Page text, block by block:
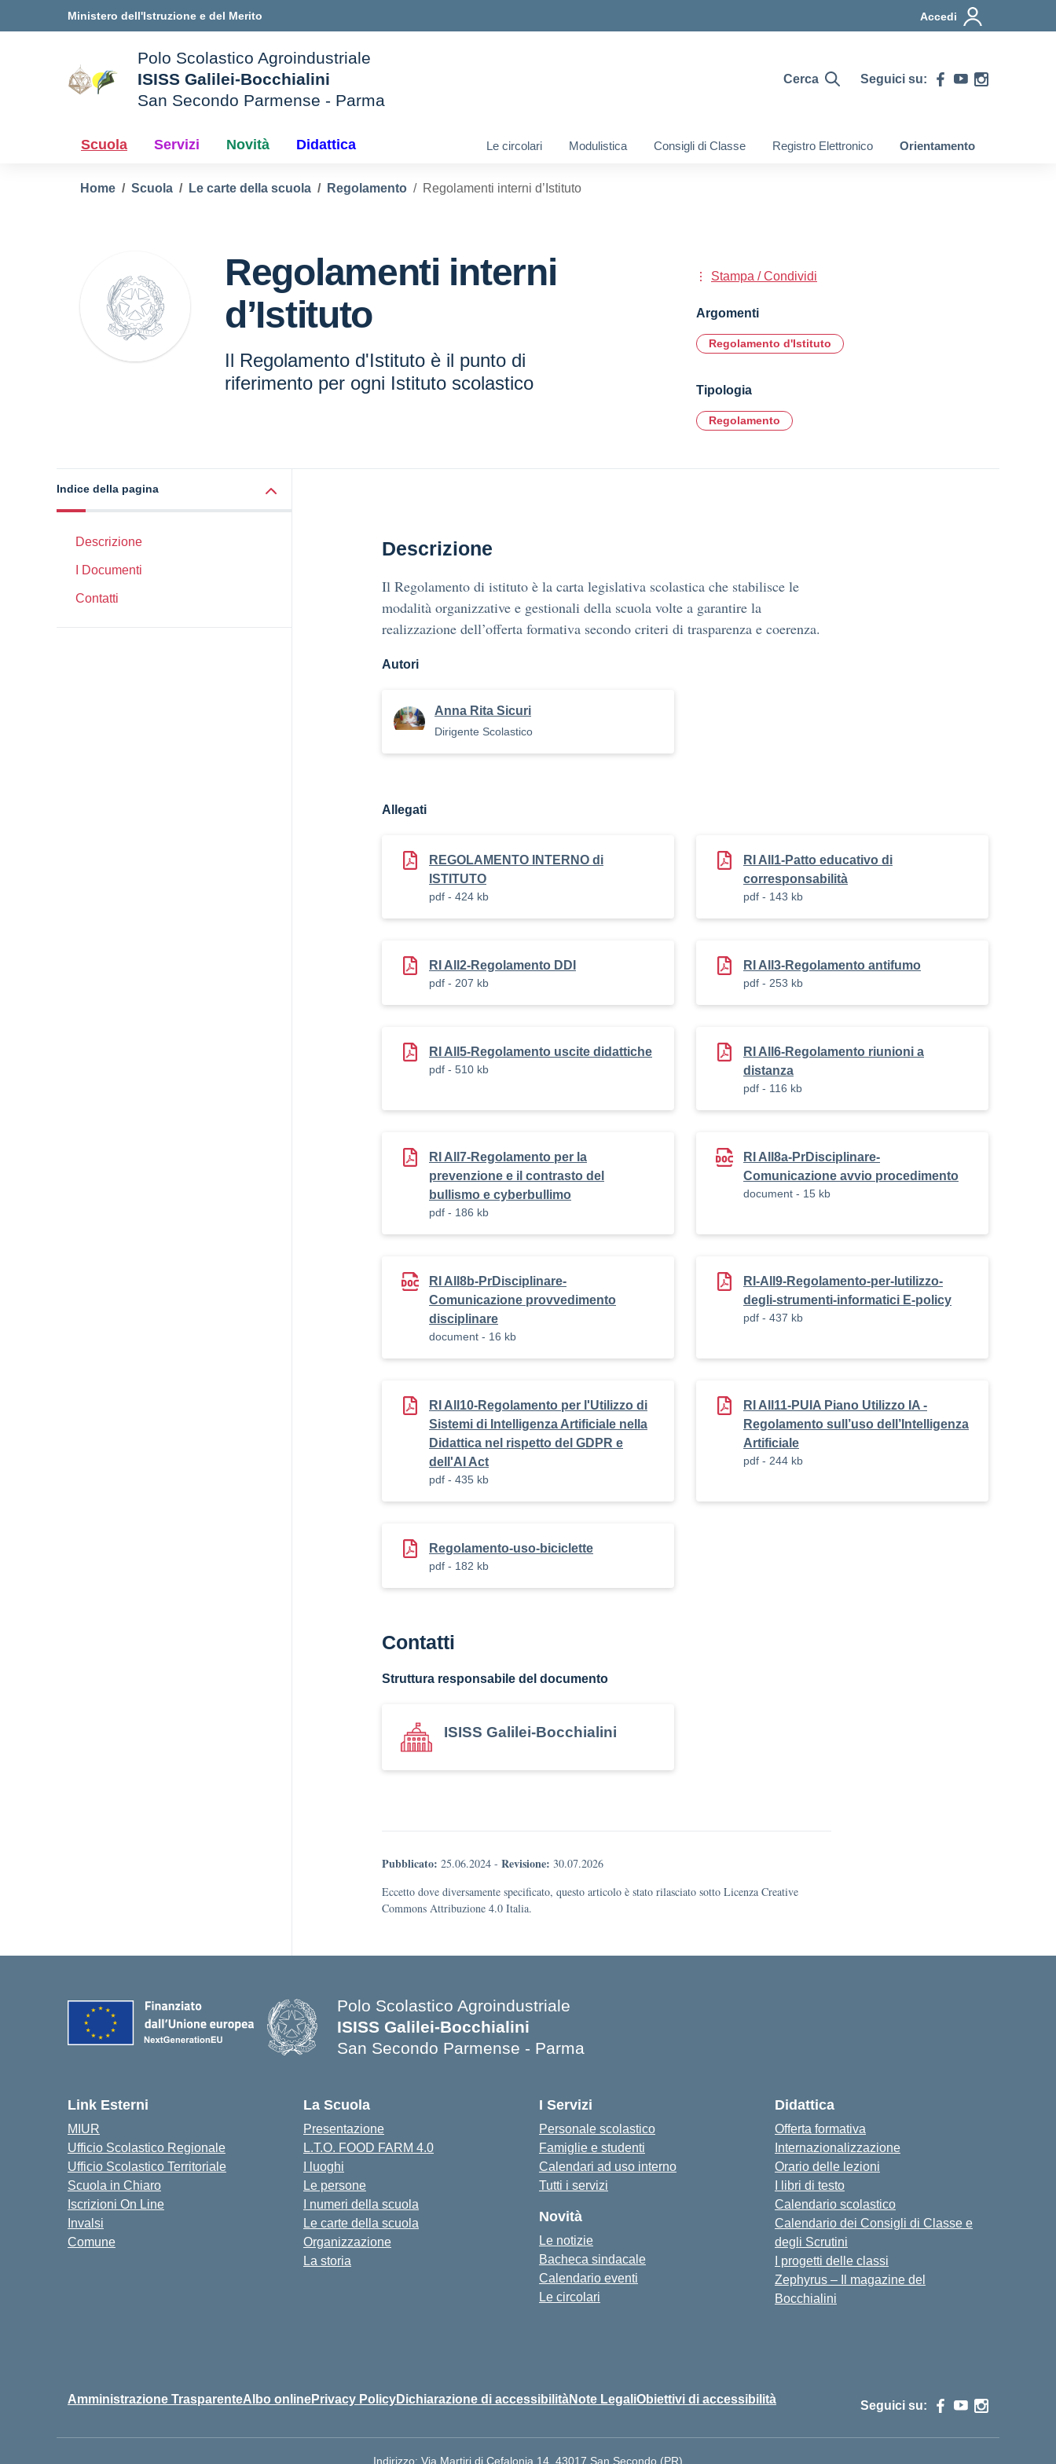
Ministero dell'Istruzione e del Merito Accedi
Polo Scolastico Agroindustriale
ISISS Galilei-Bocchialini
San Secondo Parmense - Parma
Cerca Seguici su:
Scuola Servizi Novità Didattica Le circolari Modulistica Consigli di Classe Registro Elettronico Orientamento
Home Scuola Le carte della scuola Regolamento Regolamenti interni d’Istituto
Regolamenti interni
d’Istituto
Il Regolamento d'Istituto è il punto di
riferimento per ogni Istituto scolastico
Stampa / Condividi
Argomenti
Regolamento d'Istituto
Tipologia
Regolamento
Indice della pagina
Descrizione
I Documenti
Contatti
Descrizione
Il Regolamento di istituto è la carta legislativa scolastica che stabilisce le
modalità organizzative e gestionali della scuola volte a garantire la
realizzazione dell’offerta formativa secondo criteri di trasparenza e coerenza.
Autori
Anna Rita Sicuri
Dirigente Scolastico
Allegati
REGOLAMENTO INTERNO di
ISTITUTO
pdf - 424 kb
RI All1-Patto educativo di
corresponsabilità
pdf - 143 kb
RI All2-Regolamento DDI
pdf - 207 kb
RI All3-Regolamento antifumo
pdf - 253 kb
RI All5-Regolamento uscite didattiche
pdf - 510 kb
RI All6-Regolamento riunioni a
distanza
pdf - 116 kb
RI All7-Regolamento per la
prevenzione e il contrasto del
bullismo e cyberbullimo
pdf - 186 kb
RI All8a-PrDisciplinare-
Comunicazione avvio procedimento
document - 15 kb
RI All8b-PrDisciplinare-
Comunicazione provvedimento
disciplinare
document - 16 kb
RI-All9-Regolamento-per-lutilizzo-
degli-strumenti-informatici E-policy
pdf - 437 kb
RI All10-Regolamento per l'Utilizzo di
Sistemi di Intelligenza Artificiale nella
Didattica nel rispetto del GDPR e
dell'AI Act
pdf - 435 kb
RI All11-PUIA Piano Utilizzo IA -
Regolamento sull’uso dell’Intelligenza
Artificiale
pdf - 244 kb
Regolamento-uso-biciclette
pdf - 182 kb
Contatti
Struttura responsabile del documento
ISISS Galilei-Bocchialini
Pubblicato: 25.06.2024 - Revisione: 30.07.2026
Eccetto dove diversamente specificato, questo articolo è stato rilasciato sotto Licenza Creative
Commons Attribuzione 4.0 Italia.
Polo Scolastico Agroindustriale
ISISS Galilei-Bocchialini
San Secondo Parmense - Parma
Link Esterni
MIUR
Ufficio Scolastico Regionale
Ufficio Scolastico Territoriale
Scuola in Chiaro
Iscrizioni On Line
Invalsi
Comune
La Scuola
Presentazione
L.T.O. FOOD FARM 4.0
I luoghi
Le persone
I numeri della scuola
Le carte della scuola
Organizzazione
La storia
I Servizi
Personale scolastico
Famiglie e studenti
Calendari ad uso interno
Tutti i servizi
Novità
Le notizie
Bacheca sindacale
Calendario eventi
Le circolari
Didattica
Offerta formativa
Internazionalizzazione
Orario delle lezioni
I libri di testo
Calendario scolastico
Calendario dei Consigli di Classe e
degli Scrutini
I progetti delle classi
Zephyrus – Il magazine del
Bocchialini
Amministrazione TrasparenteAlbo onlinePrivacy PolicyDichiarazione di accessibilitàNote LegaliObiettivi di accessibilità Seguici su:
Indirizzo: Via Martiri di Cefalonia 14, 43017 San Secondo (PR)